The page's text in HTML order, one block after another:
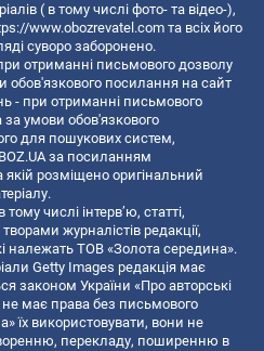
( в тому числі фото- та відео-),
www.obozrevatel.com та всіх його
суворо заборонено.
отриманні письмового дозволу
обов'язкового посилання на сайт
- при отриманні письмового
за умови обов'язкового
для пошукових систем,
за посиланням
якій розміщено оригінальний
числі інтерв’ю, статті,
журналістів редакції,
належать ТОВ «Золота середина».
Getty Images редакція має
законом України «Про авторські
не має права без письмового
їх використовувати, вони не
перекладу, поширенню в